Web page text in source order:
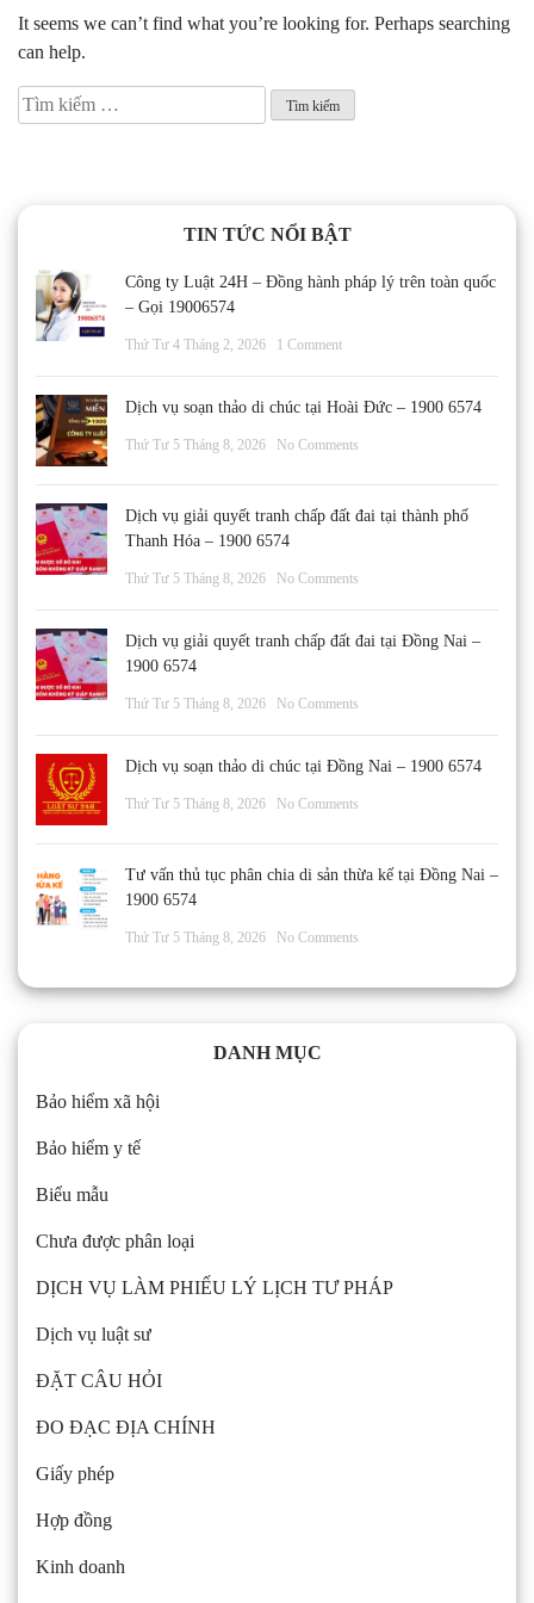
It seems we can’t find what you’re looking for. Perhaps searching
can help.
Tìm
kiếm
TIN TỨC NỔI BẬT
Công ty Luật 24H – Đồng hành pháp lý trên toàn quốc
– Gọi 19006574
Thứ Tư 4 Tháng 2, 2026 1 Comment
Dịch vụ soạn thảo di chúc tại Hoài Đức – 1900 6574
Thứ Tư 5 Tháng 8, 2026 No Comments
Dịch vụ giải quyết tranh chấp đất đai tại thành phố
Thanh Hóa – 1900 6574
Thứ Tư 5 Tháng 8, 2026 No Comments
Dịch vụ giải quyết tranh chấp đất đai tại Đồng Nai –
1900 6574
Thứ Tư 5 Tháng 8, 2026 No Comments
Dịch vụ soạn thảo di chúc tại Đồng Nai – 1900 6574
Thứ Tư 5 Tháng 8, 2026 No Comments
Tư vấn thủ tục phân chia di sản thừa kế tại Đồng Nai –
1900 6574
Thứ Tư 5 Tháng 8, 2026 No Comments
DANH MỤC
Bảo hiểm xã hội
Bảo hiểm y tế
Biểu mẫu
Chưa được phân loại
DỊCH VỤ LÀM PHIẾU LÝ LỊCH TƯ PHÁP
Dịch vụ luật sư
ĐẶT CÂU HỎI
ĐO ĐẠC ĐỊA CHÍNH
Giấy phép
Hợp đồng
Kinh doanh